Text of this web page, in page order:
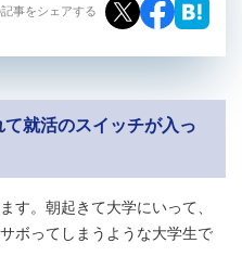
記事をシェアする
就活のスイッチが入っ
す。朝起きて大学にいって、
ボってしまうような大学生で